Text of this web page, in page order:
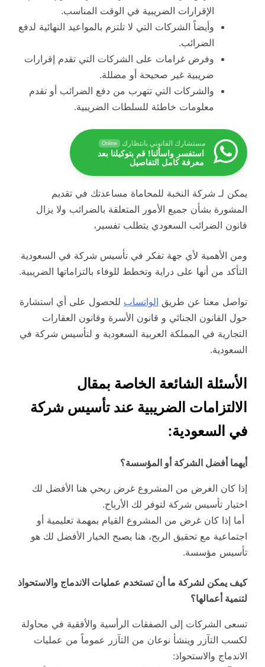
الإقرارات الضريبية في الوقت المناسب.
وأيضاً الشركات التي لا تلتزم بالمواعيد النهائية لدفع
الضرائب.
وفرض غرامات على الشركات التي تقدم إقرارات
ضريبية غير صحيحة أو مضللة.
والشركات التي تتهرب من دفع الضرائب أو تقدم
معلومات خاطئة للسلطات الضريبية.
مستشارك القانوني بانتظارك Online
استفسر واسألنا! قم بتوكيلنا بعد
معرفة كامل التفاصيل
يمكن لـ شركة النخبة للمحاماة مساعدتك في تقديم
المشورة بشأن جميع الأمور المتعلقة بالضرائب ولا يزال
قانون الضرائب السعودي يتطلب تفسير،
ومن الأهمية لأي جهة تفكر في تأسيس شركة في السعودية
التأكد من أنها على دراية وتخطط للوفاء بالتزاماتها الضريبية.
تواصل معنا عن طريق الواتساب للحصول على أي استشارة
حول القانون الجنائي و قانون الأسرة وقانون العقارات
التجارية في المملكة العربية السعودية و لتأسيس شركة في
السعودية.
الأسئلة الشائعة الخاصة بمقال
الالتزامات الضريبية عند تأسيس شركة
في السعودية:
أيهما أفضل الشركة أو المؤسسة؟
إذا كان الغرض من المشروع غرض ربحي هنا الأفضل لك
اختيار تأسيس شركة لتوفر لك الأرباح.
أما إذا كان غرض من المشروع القيام بمهمة تعليمية أو
اجتماعية مع تحقيق الربح، هنا يصبح الخيار الأفضل لك هو
تأسيس مؤسسة.
كيف يمكن لشركة ما أن تستخدم عمليات الاندماج والاستحواذ
لتنمية أعمالها؟
تسعى الشركات إلى الصفقات الرأسية والأفقية في محاولة
لكسب التآزر وينشأ نوعان من التآزر عموماً من عمليات
الاندماج والاستحواذ: